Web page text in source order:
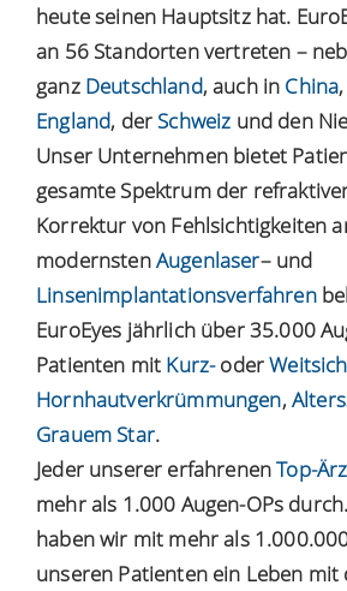
heute seinen Hauptsitz hat.
an 56 Standorten vertreten –
ganz Deutschland, auch in China,
England, der Schweiz und den
Unser Unternehmen bietet
gesamte Spektrum der
Korrektur von Fehlsichtigkeiten
modernstenAugenlaser– und
Linsenimplantationsverfahren
EuroEyes jährlich über 35.000
Patienten mit Kurz-oder
Hornhautverkrümmungen,
Grauem Star.
Jeder unserer erfahrenenTop-
mehr als 1.000 Augen-OPs
haben wir mit mehr als
unseren Patienten ein Leben mit